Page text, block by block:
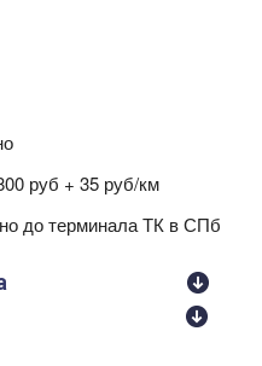
руб + 35 руб/км
до терминала ТК в СПб